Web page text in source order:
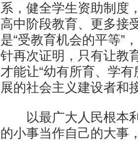
系，健全学生资助制度
高中阶段教育、更多
是“受教育机会的平等”
针再次证明，只有让教
才能让“幼有所育、学
展的社会主义建设者和
以最广大人民根本利
的小事当作自己的大事